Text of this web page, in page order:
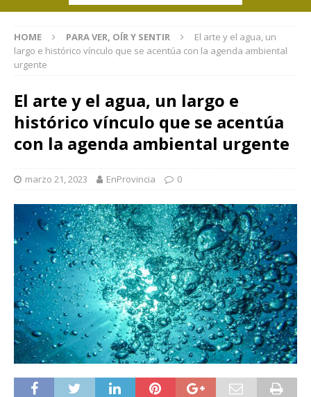
HOME PARA VER, OÍR Y SENTIR
El arte y el agua, un
largo e histórico vínculo que se acentúa con la agenda ambiental
urgente
El arte y el agua, un largo e
histórico vínculo que se acentúa
con la agenda ambiental urgente
marzo 21, 2023 EnProvincia 0